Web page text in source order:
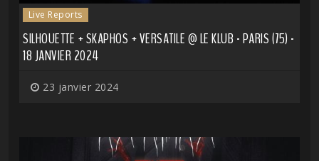
Live Reports
SILHOUETTE + SKAPHOS + VERSATILE @ LE KLUB - PARIS (75) -
18 JANVIER 2024
23 janvier 2024